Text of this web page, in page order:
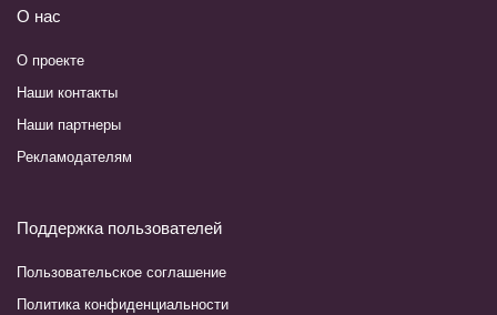
О нас
О проекте
Наши контакты
Наши партнеры
Рекламодателям
Поддержка пользователей
Пользовательское соглашение
Политика конфиденциальности